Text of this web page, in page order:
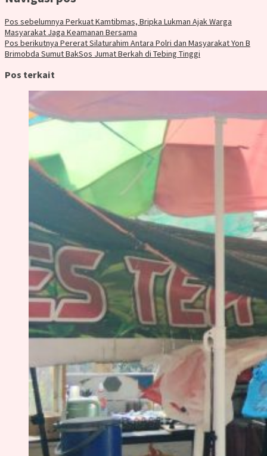
Pos sebelumnya Perkuat Kamtibmas, Bripka Lukman Ajak Warga
Masyarakat Jaga Keamanan Bersama
Pos berikutnya Pererat Silaturahim Antara Polri dan Masyarakat Yon B
Brimobda Sumut BakSos Jumat Berkah di Tebing Tinggi
Pos terkait